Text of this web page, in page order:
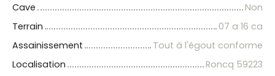
Cave
Non
Terrain
07 a 16 ca
Assainissement
Tout à l'égout conforme
Localisation
Roncq 59223